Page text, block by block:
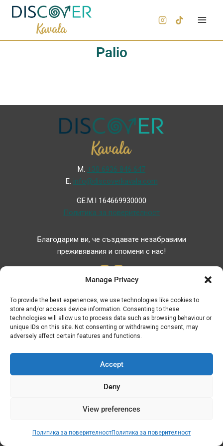
Manage Privacy
To provide the best experiences, we use technologies like cookies to
store and/or access device information. Consenting to these
technologies will allow us to process data such as browsing behaviour or
unique IDs on this site. Not consenting or withdrawing consent, may
adversely affect certain features and functions.
Accept
Deny
View preferences
Политика за поверителностПолитика за поверителност
Palio
Μ. +30 6936 846 647
Ε. info@discoverkavala.com
GE.M.I 164669930000
Политика за поверителност
Благодарим ви, че създавате незабравими
преживявания и спомени с нас!
Полезни Връзки
Полезни телефони
Болници
Цени на горивата
ATM – БАНКИ
Elegance